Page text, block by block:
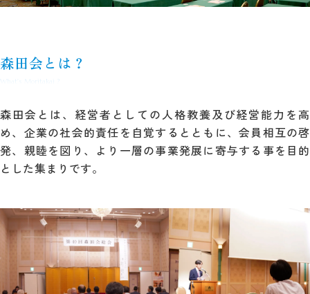
What's Moritakai ?
森田会とは？
森田会とは、経営者としての人格教養及び経営能力を高
め、 企業の社会的責任を自覚するとともに、会員相互の啓
発、親睦を図り、より一層の事業発展に寄与する事を 目的
とした集まりです。